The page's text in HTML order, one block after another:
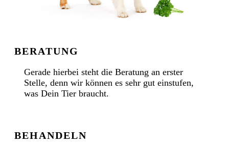
BERATUNG
Gerade hierbei steht die Beratung an erster
Stelle, denn wir können es sehr gut einstufen,
was Dein Tier braucht.
BEHANDELN